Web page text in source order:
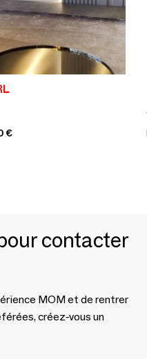
€
contacter
MOM et de rentrer
créez-vous un